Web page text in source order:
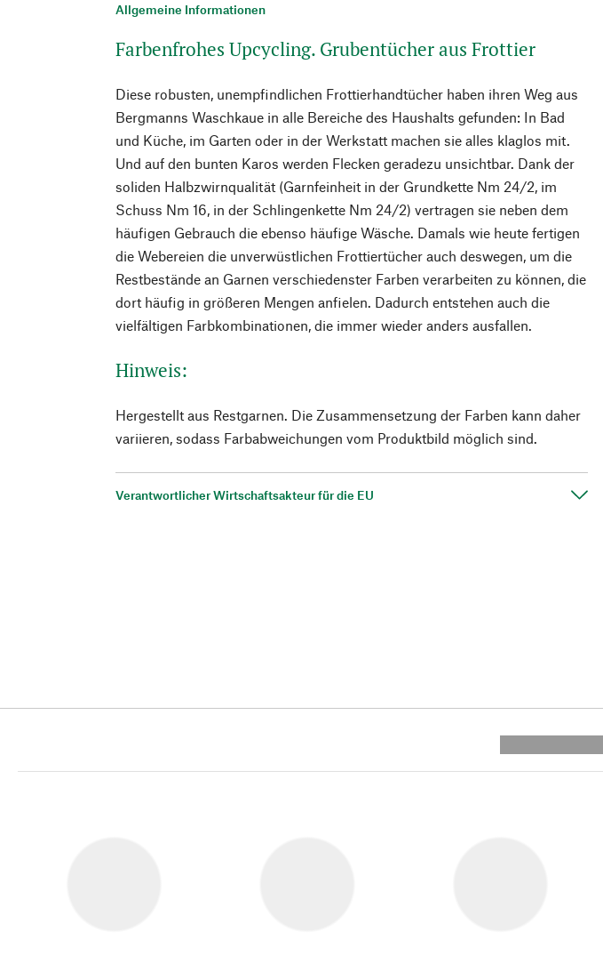
Allgemeine Informationen
Farbenfrohes Upcycling. Grubentücher aus Frottier
Diese robusten, unempfindlichen Frottierhandtücher haben ihren Weg aus
Bergmanns Waschkaue in alle Bereiche des Haushalts gefunden: In Bad
und Küche, im Garten oder in der Werkstatt machen sie alles klaglos mit.
Und auf den bunten Karos werden Flecken geradezu unsichtbar. Dank der
soliden Halbzwirnqualität (Garnfeinheit in der Grundkette Nm 24/2, im
Schuss Nm 16, in der Schlingenkette Nm 24/2) vertragen sie neben dem
häufigen Gebrauch die ebenso häufige Wäsche. Damals wie heute fertigen
die Webereien die unverwüstlichen Frottiertücher auch deswegen, um die
Restbestände an Garnen verschiedenster Farben verarbeiten zu können, die
dort häufig in größeren Mengen anfielen. Dadurch entstehen auch die
vielfältigen Farbkombinationen, die immer wieder anders ausfallen.
Hinweis:
Hergestellt aus Restgarnen. Die Zusammensetzung der Farben kann daher
variieren, sodass Farbabweichungen vom Produktbild möglich sind.
Verantwortlicher Wirtschaftsakteur für die EU